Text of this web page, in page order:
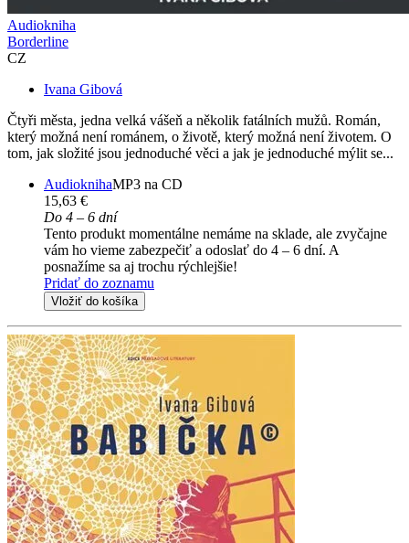
Audiokniha
Borderline
CZ
Ivana Gibová
Čtyři města, jedna velká vášeň a několik fatálních mužů. Román,
který možná není románem, o životě, který možná není životem. O
tom, jak složité jsou jednoduché věci a jak je jednoduché mýlit se...
AudioknihaMP3 na CD
15,63 €
Do 4 – 6 dní
Tento produkt momentálne nemáme na sklade, ale zvyčajne
vám ho vieme zabezpečiť a odoslať do 4 – 6 dní. A
posnažíme sa aj trochu rýchlejšie!
Pridať do zoznamu
Vložiť do košíka